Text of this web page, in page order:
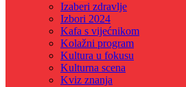
Izaberi zdravlje
Izbori 2024
Kafa s vijećnikom
Kolažni program
Kultura u fokusu
Kulturna scena
Kviz znanja